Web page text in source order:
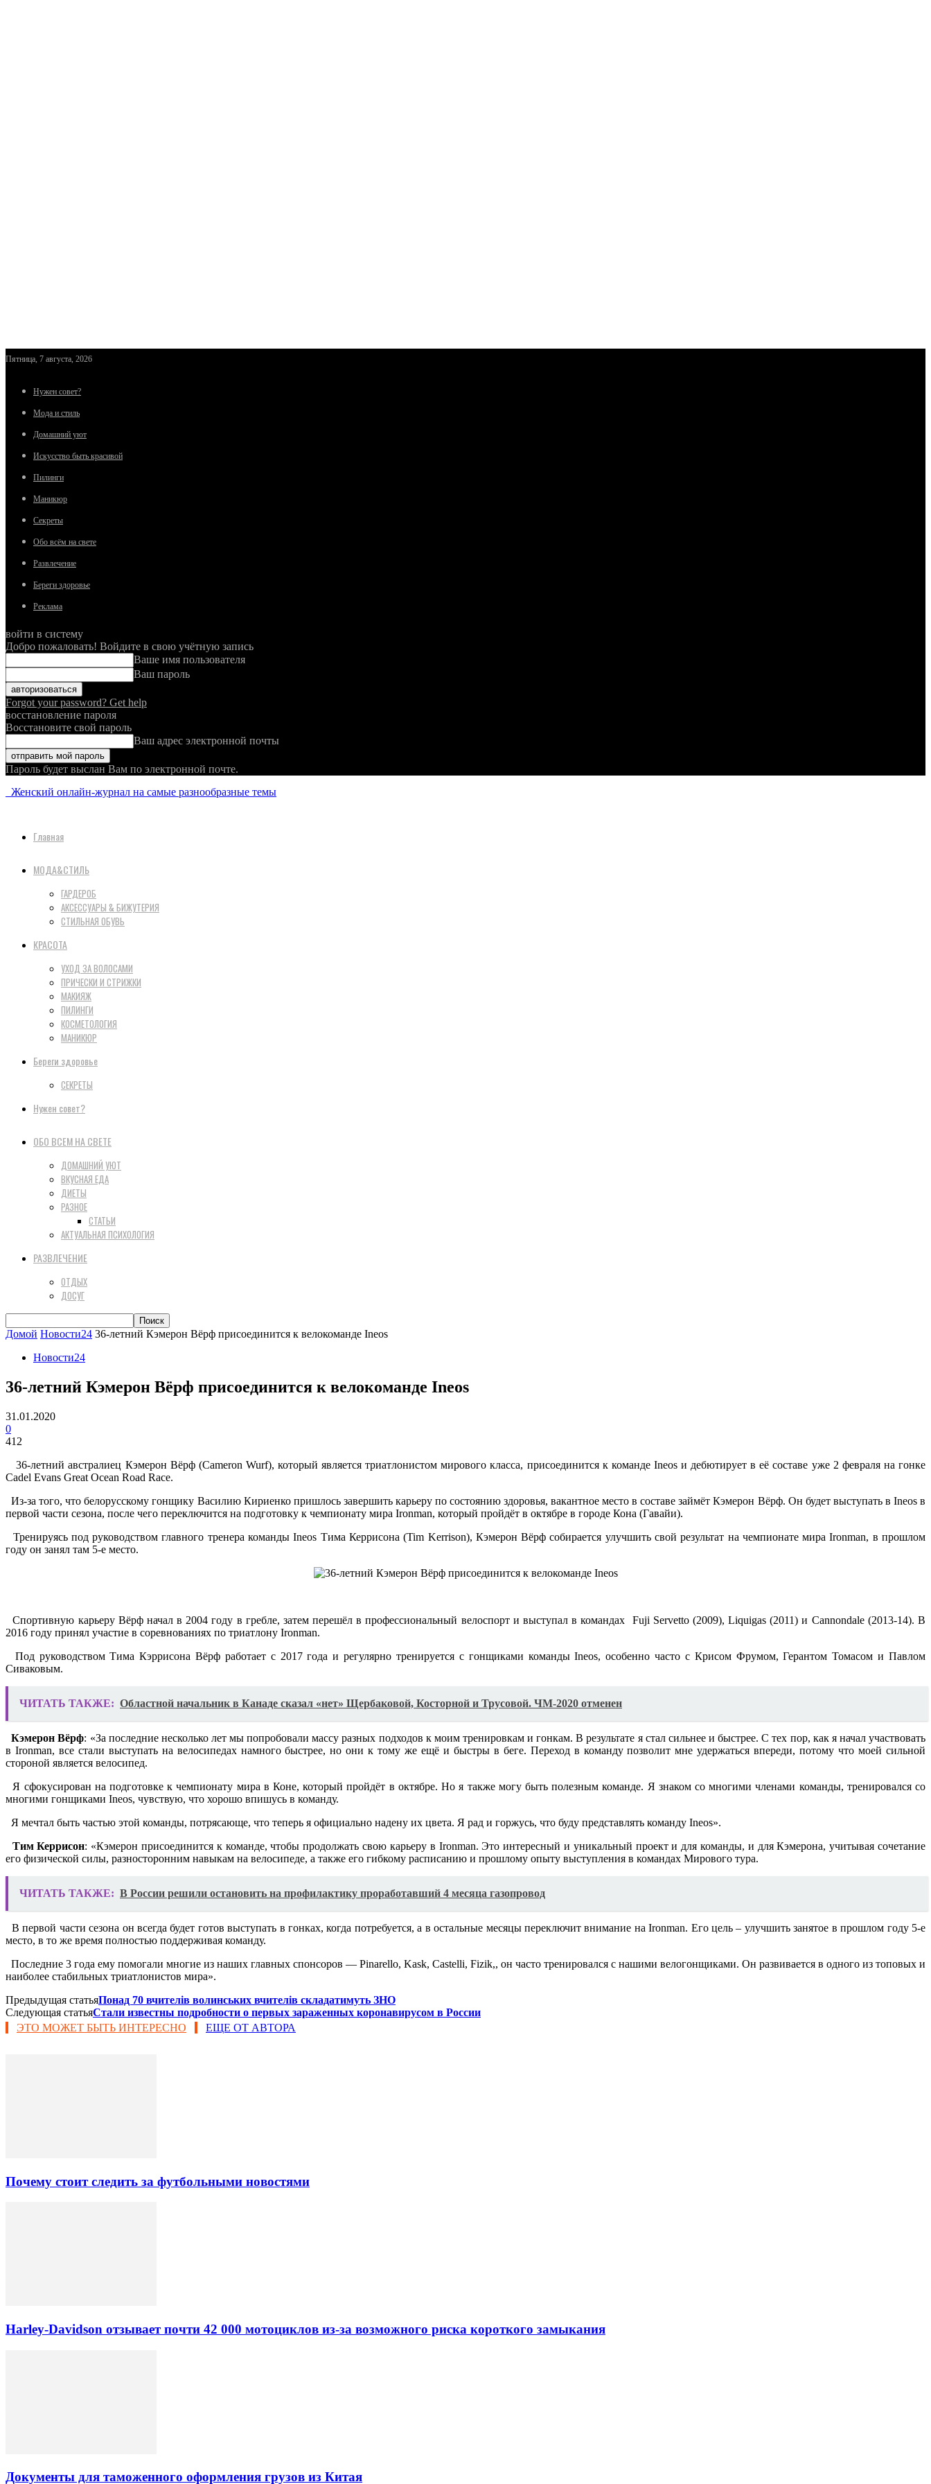
Пятница, 7 августа, 2026
Нужен совет?
Мода и стиль
Домашний уют
Искусство быть красивой
Пилинги
Маникюр
Секреты
Обо всём на свете
Развлечение
Береги здоровье
Реклама
войти в систему
Добро пожаловать! Войдите в свою учётную запись
Ваше имя пользователя
Ваш пароль
Forgot your password? Get help
восстановление пароля
Восстановите свой пароль
Ваш адрес электронной почты
Пароль будет выслан Вам по электронной почте.
Женский онлайн-журнал на самые разнообразные темы
Главная
МОДА&СТИЛЬ
ГАРДЕРОБ
АКСЕССУАРЫ & БИЖУТЕРИЯ
СТИЛЬНАЯ ОБУВЬ
КРАСОТА
УХОД ЗА ВОЛОСАМИ
ПРИЧЕСКИ И СТРИЖКИ
МАКИЯЖ
ПИЛИНГИ
КОСМЕТОЛОГИЯ
МАНИКЮР
Береги здоровье
СЕКРЕТЫ
Нужен совет?
ОБО ВСЕМ НА СВЕТЕ
ДОМАШНИЙ УЮТ
ВКУСНАЯ ЕДА
ДИЕТЫ
РАЗНОЕ
СТАТЬИ
АКТУАЛЬНАЯ ПСИХОЛОГИЯ
РАЗВЛЕЧЕНИЕ
ОТДЫХ
ДОСУГ
Домой Новости24 36-летний Кэмерон Вёрф присоединится к велокоманде Ineos
Новости24
36-летний Кэмерон Вёрф присоединится к велокоманде Ineos
31.01.2020
0
412
36-летний австралиец Кэмерон Вёрф (Cameron Wurf), который является триатлонистом мирового класса, присоединится к команде Ineos и дебютирует в её составе уже 2 февраля на гонке
Cadel Evans Great Ocean Road Race.
Из-за того, что белорусскому гонщику Василию Кириенко пришлось завершить карьеру по состоянию здоровья, вакантное место в составе займёт Кэмерон Вёрф. Он будет выступать в Ineos в
первой части сезона, после чего переключится на подготовку к чемпионату мира Ironman, который пройдёт в октябре в городе Кона (Гавайи).
Тренируясь под руководством главного тренера команды Ineos Тима Керрисона (Tim Kerrison), Кэмерон Вёрф собирается улучшить свой результат на чемпионате мира Ironman, в прошлом
году он занял там 5-е место.
Спортивную карьеру Вёрф начал в 2004 году в гребле, затем перешёл в профессиональный велоспорт и выступал в командах Fuji Servetto (2009), Liquigas (2011) и Cannondale (2013-14). В
2016 году принял участие в соревнованиях по триатлону Ironman.
Под руководством Тима Кэррисона Вёрф работает с 2017 года и регулярно тренируется с гонщиками команды Ineos, особенно часто с Крисом Фрумом, Герантом Томасом и Павлом
Сиваковым.
ЧИТАТЬ ТАКЖЕ: Областной начальник в Канаде сказал «нет» Щербаковой, Косторной и Трусовой. ЧМ-2020 отменен
Кэмерон Вёрф: «За последние несколько лет мы попробовали массу разных подходов к моим тренировкам и гонкам. В результате я стал сильнее и быстрее. С тех пор, как я начал участвовать
в Ironman, все стали выступать на велосипедах намного быстрее, но они к тому же ещё и быстры в беге. Переход в команду позволит мне удержаться впереди, потому что моей сильной
стороной является велосипед.
Я сфокусирован на подготовке к чемпионату мира в Коне, который пройдёт в октябре. Но я также могу быть полезным команде. Я знаком со многими членами команды, тренировался со
многими гонщиками Ineos, чувствую, что хорошо впишусь в команду.
Я мечтал быть частью этой команды, потрясающе, что теперь я официально надену их цвета. Я рад и горжусь, что буду представлять команду Ineos».
Тим Керрисон: «Кэмерон присоединится к команде, чтобы продолжать свою карьеру в Ironman. Это интересный и уникальный проект и для команды, и для Кэмерона, учитывая сочетание
его физической силы, разносторонним навыкам на велосипеде, а также его гибкому расписанию и прошлому опыту выступления в командах Мирового тура.
ЧИТАТЬ ТАКЖЕ: В России решили остановить на профилактику проработавший 4 месяца газопровод
В первой части сезона он всегда будет готов выступать в гонках, когда потребуется, а в остальные месяцы переключит внимание на Ironman. Его цель – улучшить занятое в прошлом году 5-е
место, в то же время полностью поддерживая команду.
Последние 3 года ему помогали многие из наших главных спонсоров — Pinarello, Kask, Castelli, Fizik,, он часто тренировался с нашими велогонщиками. Он развивается в одного из топовых и
наиболее стабильных триатлонистов мира».
Предыдущая статьяПонад 70 вчителів волинських вчителів складатимуть ЗНО
Следующая статьяСтали известны подробности о первых зараженных коронавирусом в России
ЭТО МОЖЕТ БЫТЬ ИНТЕРЕСНО
ЕЩЕ ОТ АВТОРА
Почему стоит следить за футбольными новостями
Harley-Davidson отзывает почти 42 000 мотоциклов из-за возможного риска короткого замыкания
Документы для таможенного оформления грузов из Китая